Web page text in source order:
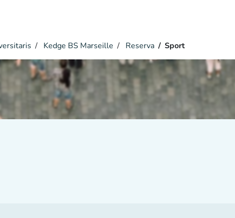
Kedge BS Marseille Reserva Sport